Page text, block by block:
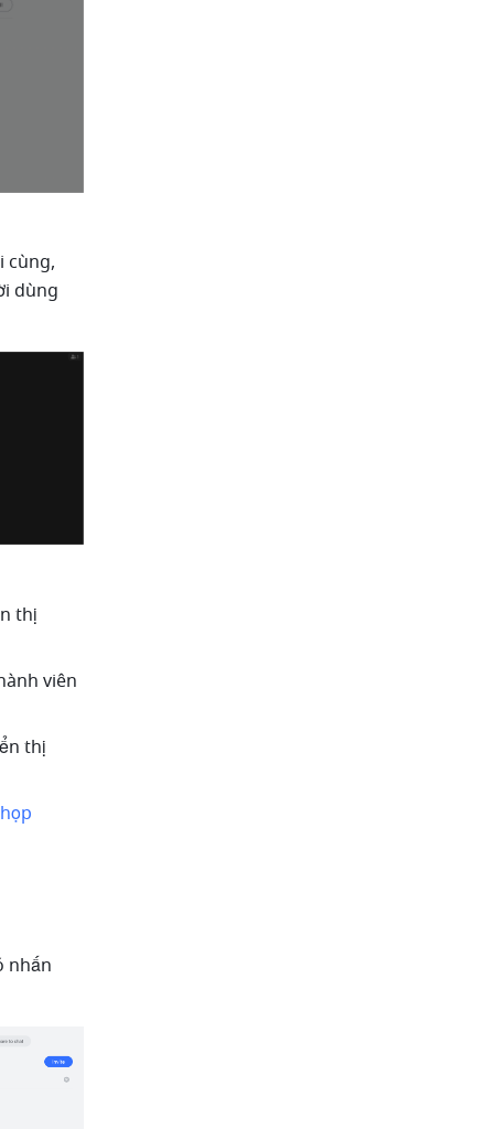
cùng,
dùng
thị
viên
thị
nhấn